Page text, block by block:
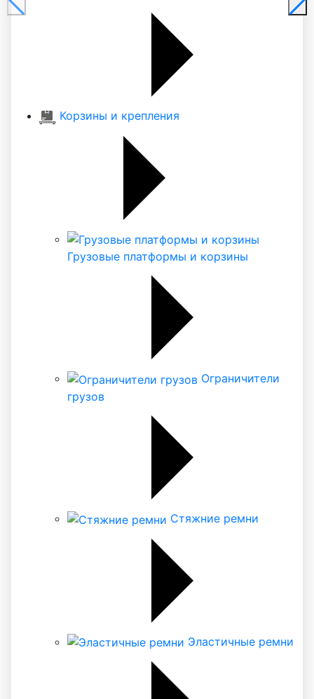
Корзины и крепления
Грузовые платформы и корзины
Ограничители
грузов
Стяжние ремни
Эластичные ремни